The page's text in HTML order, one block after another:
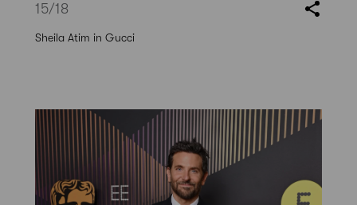
15/18
Sheila Atim in Gucci